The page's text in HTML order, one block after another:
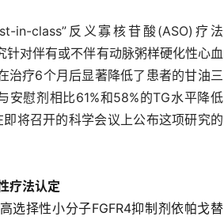
in-class”反义寡核苷酸(ASO)疗法
对伴有或不伴有动脉粥样硬化性心血
治疗6个月后显著降低了患者的甘油三
慰剂相比61%和58%的TG水平降低
将召开的科学会议上公布这项研究的
疗法认定
择性小分子FGFR4抑制剂依帕戈替